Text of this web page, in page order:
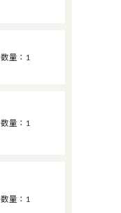
数量：1
数量：1
数量：1